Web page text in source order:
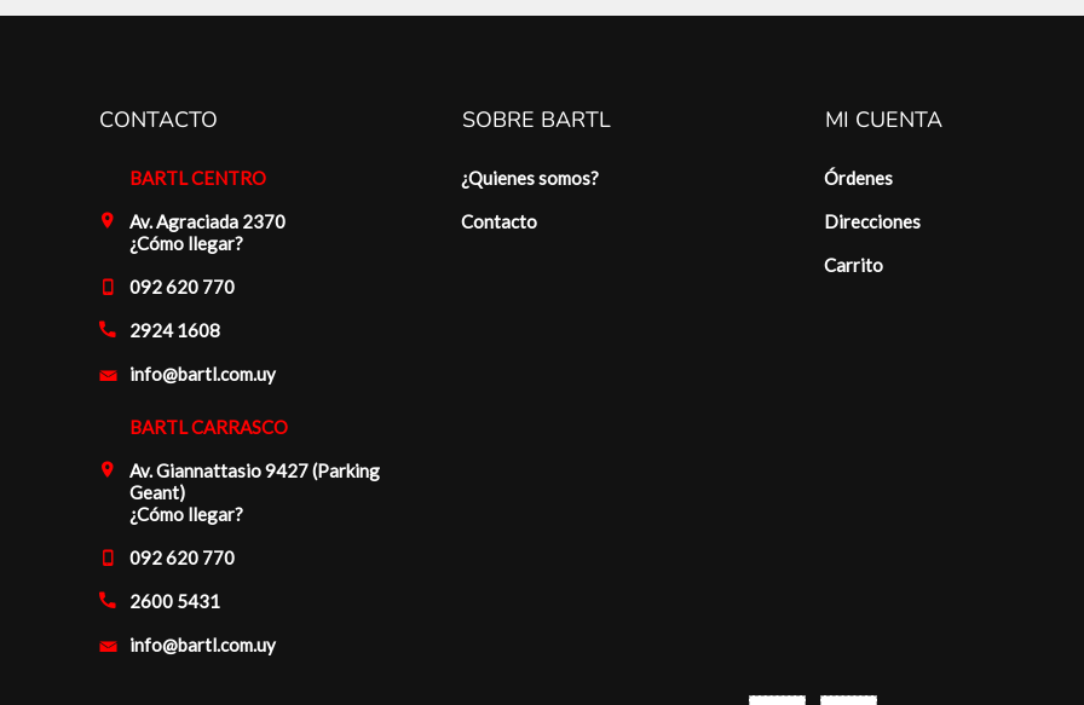
CONTACTO
BARTL CENTRO
Av. Agraciada 2370
¿Cómo llegar?
092 620 770
2924 1608
info@bartl.com.uy
BARTL CARRASCO
Av. Giannattasio 9427 (Parking
Geant)
¿Cómo llegar?
092 620 770
2600 5431
info@bartl.com.uy
SOBRE BARTL
¿Quienes somos?
Contacto
MI CUENTA
Órdenes
Direcciones
Carrito